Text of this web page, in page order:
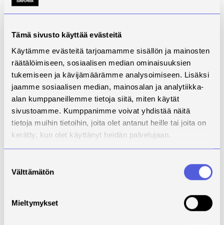
Tämä sivusto käyttää evästeitä
Käytämme evästeitä tarjoamamme sisällön ja mainosten
räätälöimiseen, sosiaalisen median ominaisuuksien
tukemiseen ja kävijämäärämme analysoimiseen. Lisäksi
jaamme sosiaalisen median, mainosalan ja analytiikka-
alan kumppaneillemme tietoja siitä, miten käytät
sivustoamme. Kumppanimme voivat yhdistää näitä
tietoja muihin tietoihin, joita olet antanut heille tai joita on
kerätty, kun olet käyttänyt heidän palvelujaan.
valinta
Välttämätön
Mieltymykset
Vesien lämpeneminen johtaa istutettujen kalojen
yli 22 °C vesissä veden pienemmän happipitoisuuden
vuoksi. Kiertovesikasvatuksessa niin veden lämpötilaa
kuin muitakin kasvuolosuhteisiin vaikuttavia tekijöitä
pystytään kontrolloimaan tarkasti, jolloin säätekijät
eivät vaikuta merkittävästi kasvatustoimintaan. Kuten
kuvassa 2. on esitetty, kiertovesiviljely mahdollistaa
kiertotalousketjujen rakentamiseen. (Finnforel Oy,
2025.)